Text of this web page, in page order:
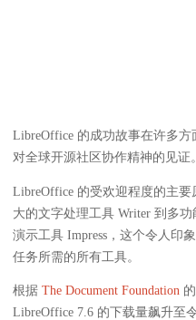
LibreOffice 的成功故事在许多
对全球开源社区协作精神的见证。
LibreOffice 的受欢迎程度的主
大的文字处理工具 Writer 到多
演示工具 Impress，这个令人印
任务所需的所有工具。
根据 The Document Foundation的
LibreOffice 7.6 的下载量飙升至